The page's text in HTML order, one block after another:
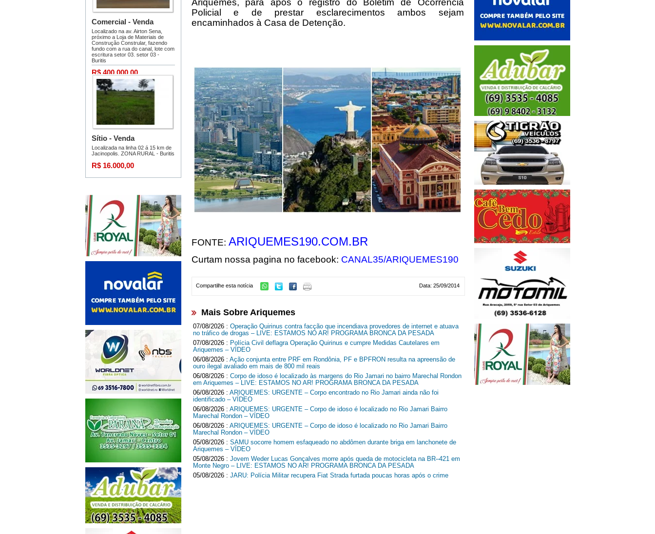
Ariquemes, para após o registro do Boletim de Ocorrência
Policial e de prestar esclarecimentos ambos sejam
encaminhados à Casa de Detenção.
FONTE: ARIQUEMES190.COM.BR
Curtam nossa pagina no facebook: CANAL35/ARIQUEMES190
Data: 25/09/2014
Compartilhe esta notícia
Mais Sobre Ariquemes
07/08/2026 : Operação Quirinus contra facção que incendiava provedores de internet e atuava
no tráfico de drogas – LIVE: ESTAMOS NO AR! PROGRAMA BRONCA DA PESADA
07/08/2026 : Polícia Civil deflagra Operação Quirinus e cumpre Medidas Cautelares em
Ariquemes – VÍDEO
06/08/2026 : Ação conjunta entre PRF em Rondônia, PF e BPFRON resulta na apreensão de
ouro ilegal avaliado em mais de 800 mil reais
06/08/2026 : Corpo de idoso é localizado às margens do Rio Jamari no bairro Marechal Rondon
em Ariquemes – LIVE: ESTAMOS NO AR! PROGRAMA BRONCA DA PESADA
06/08/2026 : ARIQUEMES: URGENTE – Corpo encontrado no Rio Jamari ainda não foi
identificado – VÍDEO
06/08/2026 : ARIQUEMES: URGENTE – Corpo de idoso é localizado no Rio Jamari Bairro
Marechal Rondon – VÍDEO
06/08/2026 : ARIQUEMES: URGENTE – Corpo de idoso é localizado no Rio Jamari Bairro
Marechal Rondon – VÍDEO
05/08/2026 : SAMU socorre homem esfaqueado no abdômen durante briga em lanchonete de
Ariquemes – VÍDEO
05/08/2026 : Jovem Weder Lucas Gonçalves morre após queda de motocicleta na BR–421 em
Monte Negro – LIVE: ESTAMOS NO AR! PROGRAMA BRONCA DA PESADA
05/08/2026 : JARU: Polícia Militar recupera Fiat Strada furtada poucas horas após o crime